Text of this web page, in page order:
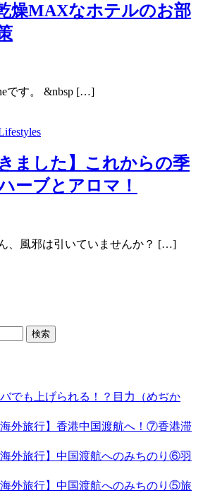
燥MAXなホテルのお部
です。 &nbsp […]
ました】これからの季
ーブとアロマ！
、風邪は引いていませんか？ […]
バでも上げられる！？目力（めぢか
海外旅行】香港中国渡航へ！⑦香港滞
海外旅行】中国渡航へのみちのり⑥羽
海外旅行】中国渡航へのみちのり⑤旅